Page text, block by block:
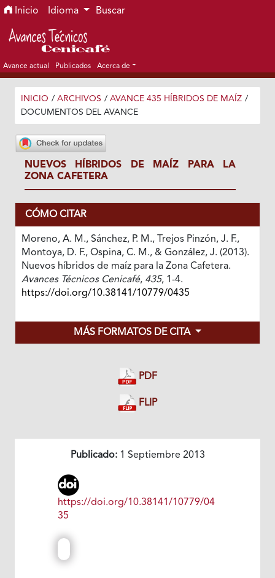
Ir al menú de navegación principal
Ir al contenido principal
Ir al pie de página del sitio
Inicio Idioma Buscar
Avance actual Publicados Acerca de
INICIO / ARCHIVOS / AVANCE 435 HÍBRIDOS DE MAÍZ /
DOCUMENTOS DEL AVANCE
NUEVOS HÍBRIDOS DE MAÍZ PARA LA
ZONA CAFETERA
CÓMO CITAR
Moreno, A. M., Sánchez, P. M., Trejos Pinzón, J. F.,
Montoya, D. F., Ospina, C. M., & González, J. (2013).
Nuevos híbridos de maíz para la Zona Cafetera.
Avances Técnicos Cenicafé, 435, 1-4.
https://doi.org/10.38141/10779/0435
MÁS FORMATOS DE CITA
PDF
FLIP
Publicado:1 Septiembre 2013
https://doi.org/10.38141/10779/04
35